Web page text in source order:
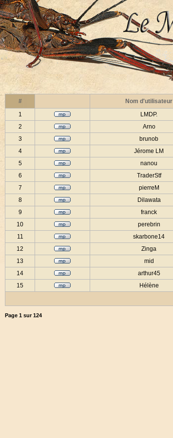
# Nom d'utilisateur
1
LMDP.
2
Arno
3
brunob
4
Jérome LM
5
nanou
6
TraderStf
7
pierreM
8
Dilawata
9
franck
10
perebrin
11
skarbone14
12
Zinga
13
mid
14
arthur45
15
Hélène
Page 1 sur124